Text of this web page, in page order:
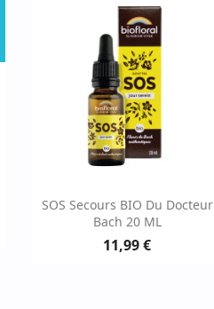
Aperçu rapide
SOS Secours BIO Du Docteur
Bach 20 ML
11,99 €